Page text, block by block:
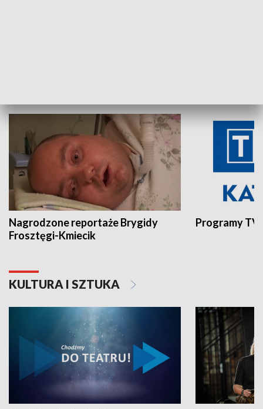
Nagrodzone reportaże Brygidy
Frosztęgi-Kmiecik
Programy
KULTURA I SZTUKA